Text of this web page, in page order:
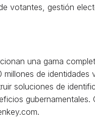
votantes, gestión
una gama
de
soluciones de